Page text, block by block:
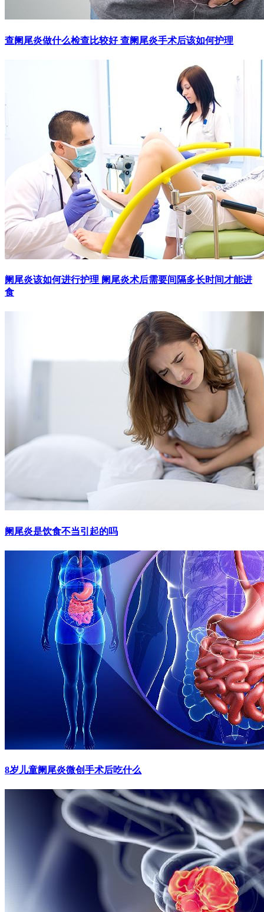
查阑尾炎做什么检查比较好 查阑尾炎手术后该如何护理
阑尾炎该如何进行护理 阑尾炎术后需要间隔多长时间才能进
食
阑尾炎是饮食不当引起的吗
8岁儿童阑尾炎微创手术后吃什么